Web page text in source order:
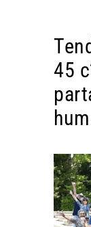
45